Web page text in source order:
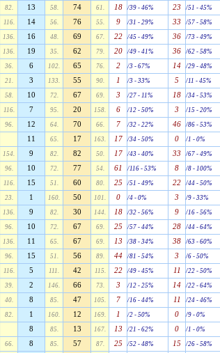
82. 13 58. 74 61. 18 /39 - 46% 23 /51 - 45%
116. 14 56. 76 55. 9 /31 - 29% 33 /57 - 58%
136. 16 48. 69 67. 22 /45 - 49% 36 /73 - 49%
136. 19 35. 62 79. 20 /49 - 41% 36 /62 - 58%
36. 6 102. 65 76. 2 /3 - 67% 14 /29 - 48%
21. 3 133. 55 90. 1 /3 - 33% 5 /11 - 45%
58. 10 72. 67 69. 3 /27 - 11% 18 /34 - 53%
116. 7 95. 20 158. 6 /12 - 50% 3 /15 - 20%
96. 12 64. 70 66. 7 /32 - 22% 46 /86 - 53%
11 65. 17 163. 17 /34 - 50% 0 /1 - 0%
154. 9 82. 82 50. 17 /43 - 40% 33 /67 - 49%
96. 10 72. 77 54. 61 /116 - 53% 8 /8 - 100%
116. 15 51. 60 80. 25 /51 - 49% 22 /44 - 50%
23. 1 160. 50 101. 0 /4 - 0% 3 /9 - 33%
136. 9 82. 30 144. 18 /32 - 56% 9 /16 - 56%
96. 10 72. 67 69. 25 /57 - 44% 28 /44 - 64%
136. 11 65. 67 69. 13 /38 - 34% 38 /63 - 60%
96. 15 51. 56 89. 44 /81 - 54% 3 /6 - 50%
116. 5 111. 42 115. 22 /49 - 45% 11 /22 - 50%
39. 2 146. 66 73. 3 /12 - 25% 14 /22 - 64%
40. 8 85. 47 105. 7 /16 - 44% 11 /24 - 46%
82. 1 160. 12 169. 1 /2 - 50% 0 /9 - 0%
8 85. 13 167. 13 /21 - 62% 0 /1 - 0%
66. 8 85. 57 87. 25 /52 - 48% 15 /26 - 58%